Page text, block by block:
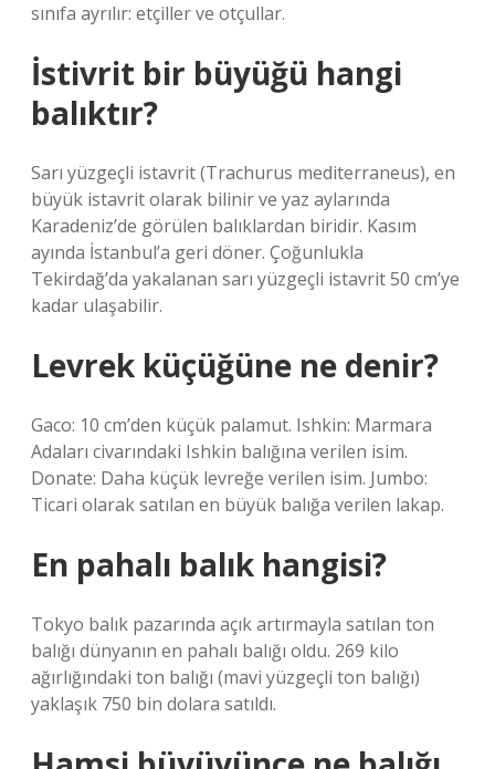
sınıfa ayrılır: etçiller ve otçullar.
İstivrit bir büyüğü hangi
balıktır?
Sarı yüzgeçli istavrit (Trachurus mediterraneus), en
büyük istavrit olarak bilinir ve yaz aylarında
Karadeniz’de görülen balıklardan biridir. Kasım
ayında İstanbul’a geri döner. Çoğunlukla
Tekirdağ’da yakalanan sarı yüzgeçli istavrit 50 cm’ye
kadar ulaşabilir.
Levrek küçüğüne ne denir?
Gaco: 10 cm’den küçük palamut. Ishkin: Marmara
Adaları civarındaki Ishkin balığına verilen isim.
Donate: Daha küçük levreğe verilen isim. Jumbo:
Ticari olarak satılan en büyük balığa verilen lakap.
En pahalı balık hangisi?
Tokyo balık pazarında açık artırmayla satılan ton
balığı dünyanın en pahalı balığı oldu. 269 kilo
ağırlığındaki ton balığı (mavi yüzgeçli ton balığı)
yaklaşık 750 bin dolara satıldı.